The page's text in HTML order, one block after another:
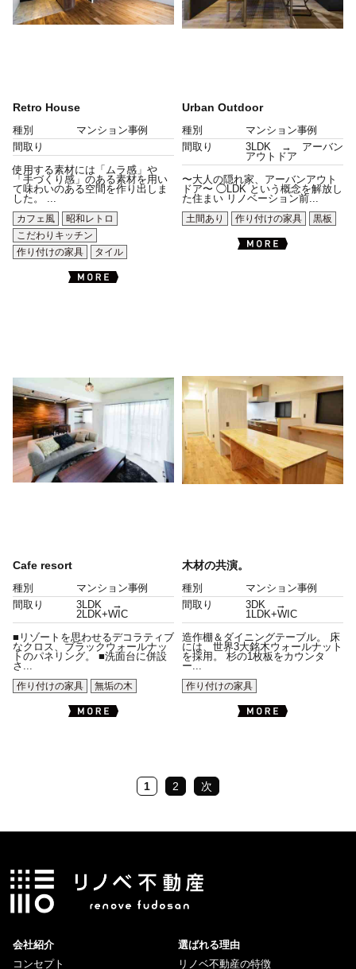
Retro House
種別
マンション事例
間取り
使用する素材には「ムラ感」や
「手づくり感」のある素材を用い
て味わいのある空間を作り出しま
した。 ...
カフェ風
昭和レトロ
こだわりキッチン
作り付けの家具
タイル
Urban Outdoor
種別
マンション事例
間取り
3LDK → アーバン
アウトドア
〜大人の隠れ家、アーバンアウト
ドア〜 ◯LDK という概念を解放し
た住まい リノベーション前...
土間あり
作り付けの家具 黒板
Cafe resort
種別
マンション事例
間取り
3LDK →
2LDK+WIC
■リゾートを思わせるデコラティブ
なクロス、ブラックウォールナッ
トのパネリング。 ■洗面台に併設
さ...
作り付けの家具
無垢の木
木材の共演。
種別
マンション事例
間取り
3DK →
1LDK+WIC
造作棚＆ダイニングテーブル。 床
には、世界3大銘木ウォールナット
を採用。 杉の1枚板をカウンタ
ー...
作り付けの家具
1 2 次
会社紹介
コンセプト
選ばれる理由
リノベ不動産の特徴